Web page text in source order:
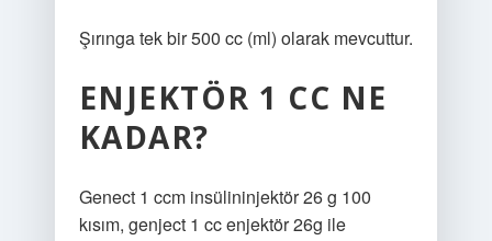
Şırınga tek bir 500 cc (ml) olarak mevcuttur.
ENJEKTÖR 1 CC NE
KADAR?
Genect 1 ccm insülininjektör 26 g 100
kısım, genject 1 cc enjektör 26g ile